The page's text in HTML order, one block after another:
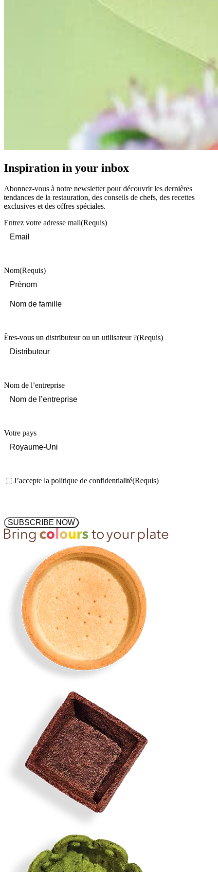
Inspiration in your inbox
Abonnez-vous à notre newsletter pour découvrir les dernières
tendances de la restauration, des conseils de chefs, des recettes
exclusives et des offres spéciales.
Entrez votre adresse mail(Requis)
Nom(Requis)
Êtes-vous un distributeur ou un utilisateur ?(Requis)
Nom de l’entreprise
Votre pays
Consentement(Requis)
J’accepte la politique de confidentialité(Requis)